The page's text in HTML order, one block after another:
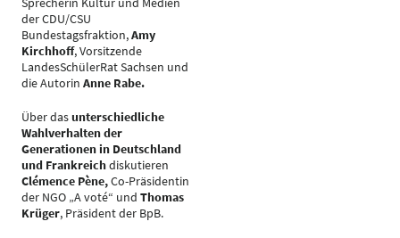
der CDU/CSU
Bundestagsfraktion,Amy
Kirchhoff, Vorsitzende
LandesSchülerRat Sachsen und
die Autorin Anne Rabe.
Über dasunterschiedliche
Wahlverhalten der
Generationen in Deutschland
und Frankreichdiskutieren
Clémence Pène,Co-Präsidentin
der NGO „A voté“ und Thomas
Krüger, Präsident der BpB.